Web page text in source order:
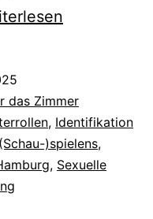
das Zimmer
, Identifikation
)spielens,
, Sexuelle